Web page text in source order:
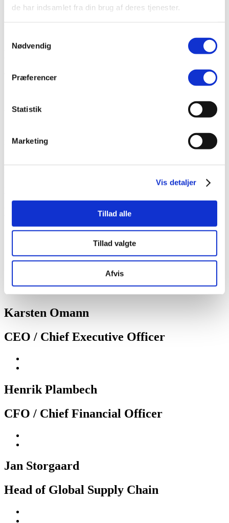
de har indsamlet fra din brug af deres tjenester.
Nødvendig
Præferencer
Statistik
Marketing
Vis detaljer
Tillad alle
Tillad valgte
Afvis
3480 Fredensborg
Kontakt os
Telefon:+45 4576 2333
Åbningstider
Fred: 08 – 14
Lør-Søn: Lukket
Følg os på
Stig Nielsen
CSO / Founder
Karsten Omann
CEO / Chief Executive Officer
Henrik Plambech
CFO / Chief Financial Officer
Jan Storgaard
Head of Global Supply Chain